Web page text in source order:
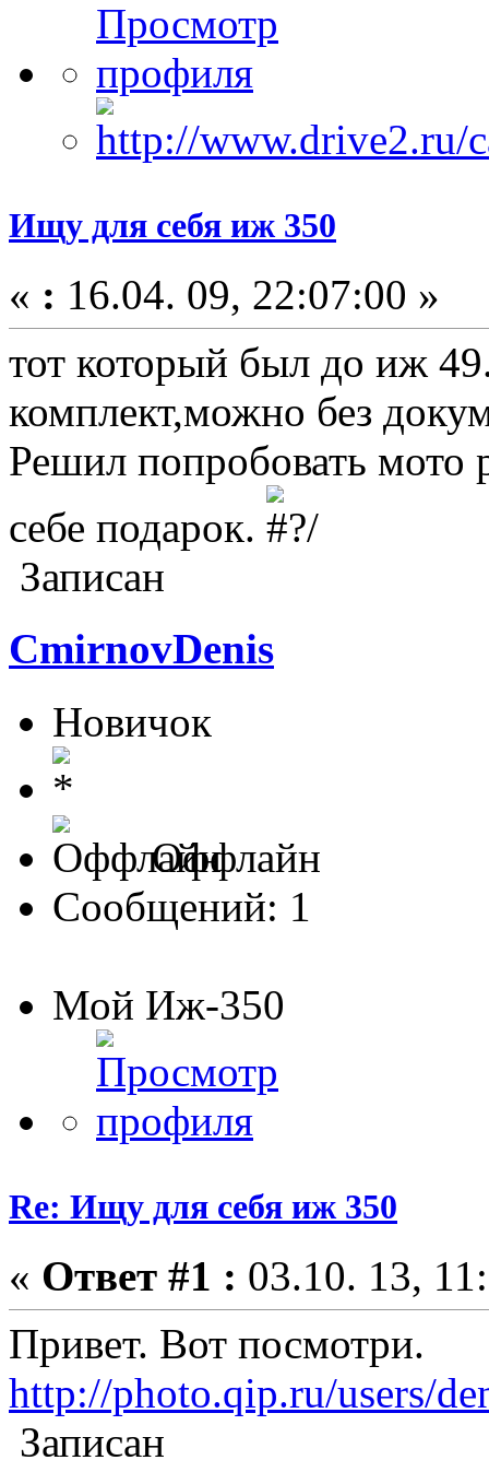
Ищу для себя иж 350
« : 16.04. 09, 22:07:00 »
тот который был до иж
комплект,можно без
Решил попробовать мото
себе подарок.
Записан
CmirnovDenis
Новичок
Оффлайн
Сообщений: 1
Мой Иж-350
Re: Ищу для себя иж 350
« Ответ #1 : 03.10. 13,
Привет. Вот посмотри.
http://photo.qip.ru/users/
Записан